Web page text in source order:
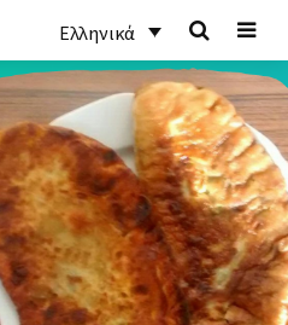
Ελληνικά